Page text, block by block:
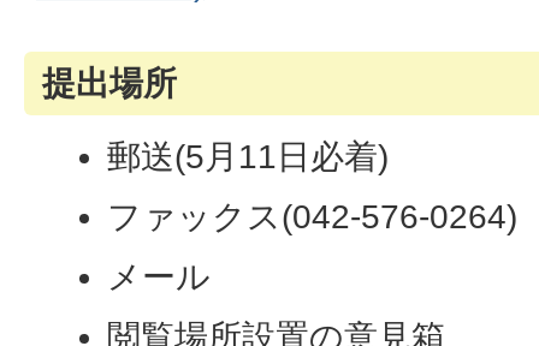
提出場所
郵送(5月11日必着)
ファックス(042-576-0264)
メール
閲覧場所設置の意見箱